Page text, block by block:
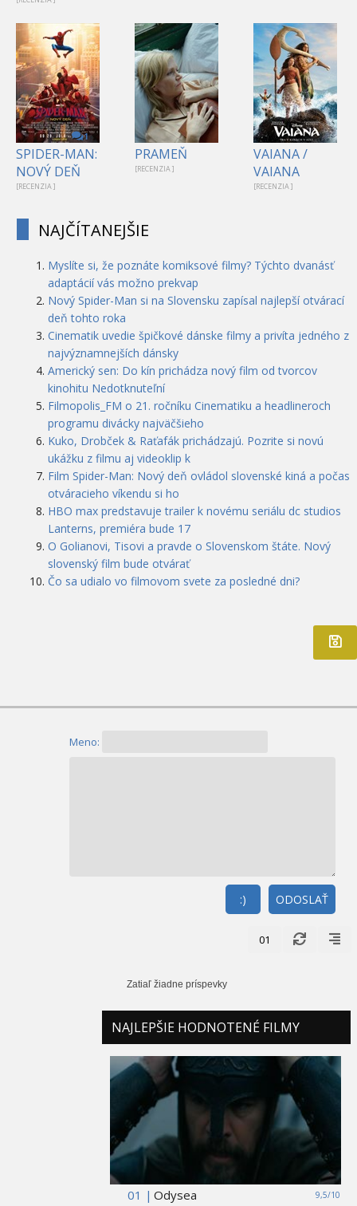
1
SPIDER-MAN:
NOVÝ DEŇ
[RECENZIA ]
PRAMEŇ
[RECENZIA ]
VAIANA /
VAIANA
[RECENZIA ]
NAJČÍTANEJŠIE
Myslíte si, že poznáte komiksové filmy? Týchto dvanásť
adaptácií vás možno prekvap
Nový Spider-Man si na Slovensku zapísal najlepší otvárací
deň tohto roka
Cinematik uvedie špičkové dánske filmy a privíta jedného z
najvýznamnejších dánsky
Americký sen: Do kín prichádza nový film od tvorcov
kinohitu Nedotknuteľní
Filmopolis_FM o 21. ročníku Cinematiku a headlineroch
programu divácky najväčšieho
Kuko, Drobček & Raťafák prichádzajú. Pozrite si novú
ukážku z filmu aj videoklip k
Film Spider-Man: Nový deň ovládol slovenské kiná a počas
otváracieho víkendu si ho
HBO max predstavuje trailer k novému seriálu dc studios
Lanterns, premiéra bude 17
O Golianovi, Tisovi a pravde o Slovenskom štáte. Nový
slovenský film bude otvárať
Čo sa udialo vo filmovom svete za posledné dni?
Meno:
ODOSLAŤ
:)
01
Zatiaľ žiadne príspevky
NAJLEPŠIE HODNOTENÉ FILMY
01 | 9,5/10
Odysea